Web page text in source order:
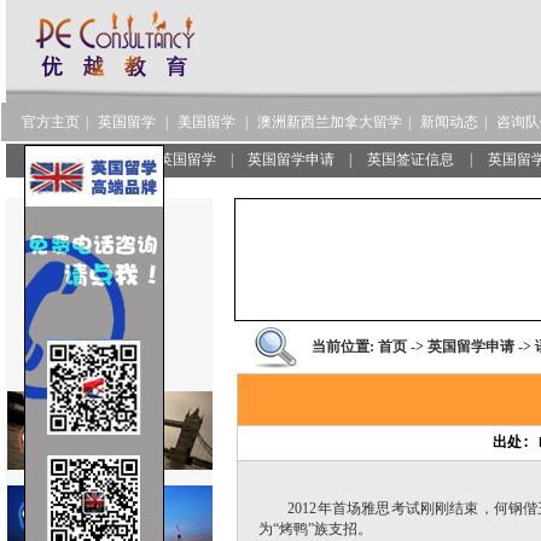
官方主页 英国留学 美国留学 澳洲新西兰加拿大留学 新闻动态 咨询
服务范围 | 了解英国留学 英国留学申请 英国签证信息 英国留
当前位置: 首页 -> 英国留学申请 ->
出处:
2012年首场雅思考试刚刚结束，何钢偕
为“烤鸭”族支招。